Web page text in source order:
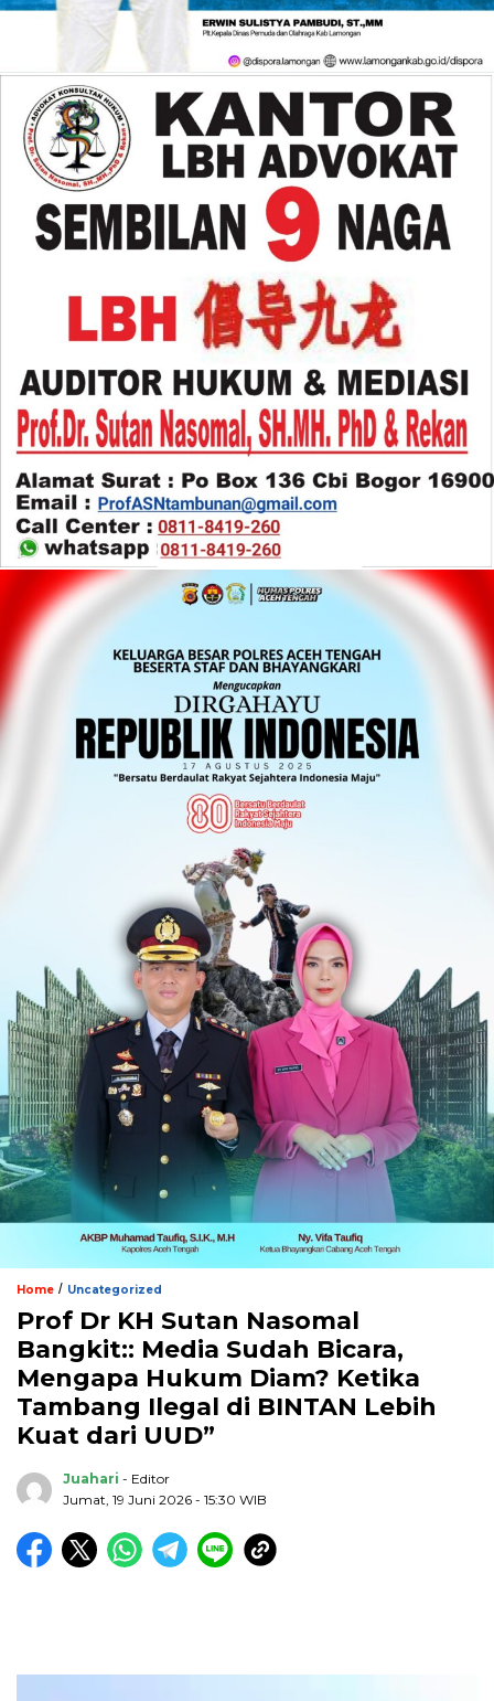
Home / Uncategorized
Prof Dr KH Sutan Nasomal
Bangkit:: Media Sudah Bicara,
Mengapa Hukum Diam? Ketika
Tambang Ilegal di BINTAN Lebih
Kuat dari UUD”
Juahari - Editor
Jumat, 19 Juni 2026 - 15:30 WIB